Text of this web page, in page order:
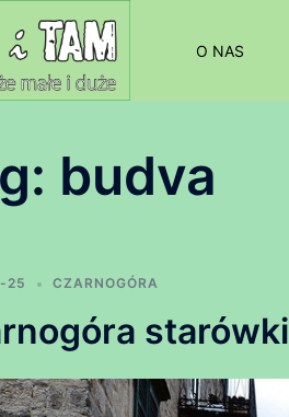
O NAS
budva
25 CZARNOGÓRA
starówki